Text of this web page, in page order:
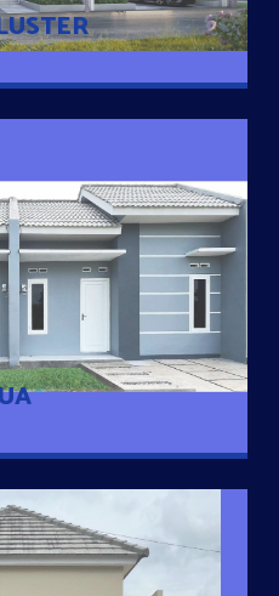
harga subsidi hanya 100
Tuban